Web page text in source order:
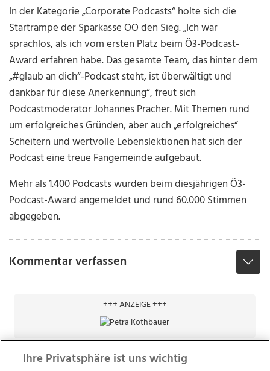
In der Kategorie „Corporate Podcasts“ holte sich die
Startrampe der Sparkasse OÖ den Sieg. „Ich war
sprachlos, als ich vom ersten Platz beim Ö3-Podcast-
Award erfahren habe. Das gesamte Team, das hinter dem
„#glaub an dich“-Podcast steht, ist überwältigt und
dankbar für diese Anerkennung“, freut sich
Podcastmoderator Johannes Pracher. Mit Themen rund
um erfolgreiches Gründen, aber auch „erfolgreiches“
Scheitern und wertvolle Lebenslektionen hat sich der
Podcast eine treue Fangemeinde aufgebaut.
Mehr als 1.400 Podcasts wurden beim diesjährigen Ö3-
Podcast-Award angemeldet und rund 60.000 Stimmen
abgegeben.
Kommentar verfassen
+++ ANZEIGE +++
Ihre Privatsphäre ist uns wichtig